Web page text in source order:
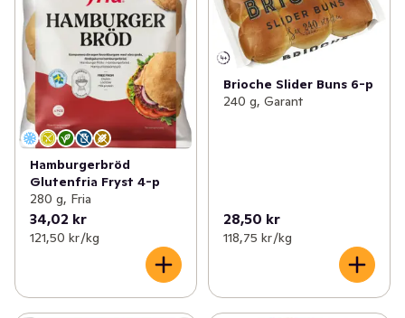
Hamburgerbröd
Glutenfria Fryst 4-p
280 g, Fria
34,02 kr
121,50 kr /kg
Brioche Slider Buns 6-p
240 g, Garant
28,50 kr
118,75 kr /kg